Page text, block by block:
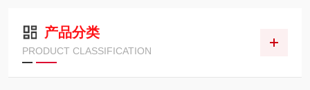
产品分类
PRODUCT CLASSIFICATION